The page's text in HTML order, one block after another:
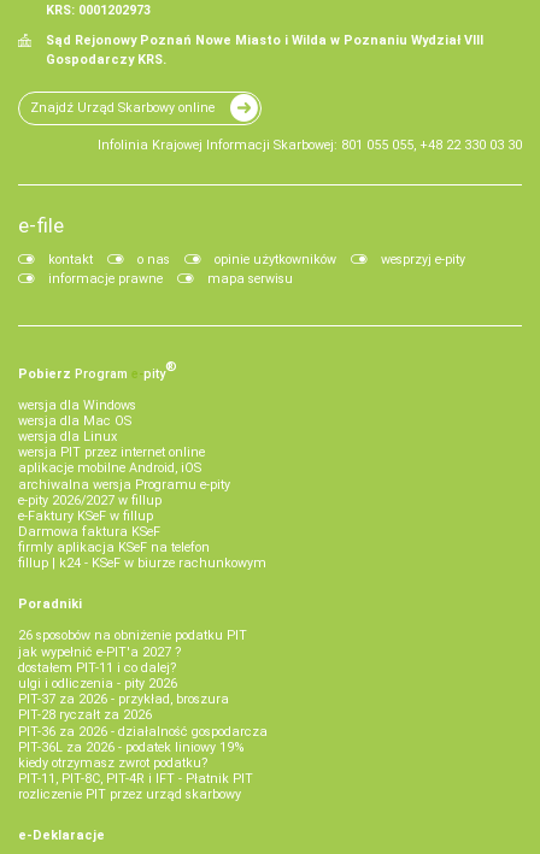
KRS: 0001202973
Sąd Rejonowy Poznań Nowe Miasto i Wilda w Poznaniu Wydział VIII
Gospodarczy KRS.
Znajdź Urząd Skarbowy online
Infolinia Krajowej Informacji Skarbowej: 801 055 055, +48 22 330 03 30
e-file
kontakt o nas opinie użytkowników
wesprzyj e-pity
informacje prawne
mapa serwisu
Pobierz Program e‑pity®
wersja dla Windows
wersja dla Mac OS
wersja dla Linux
wersja PIT przez internet online
aplikacje mobilne Android, iOS
archiwalna wersja Programu e-pity
e-pity 2026/2027 w fillup
e‑Faktury KSeF w fillup
Darmowa faktura KSeF
firmly aplikacja KSeF na telefon
fillup | k24 - KSeF w biurze rachunkowym
Poradniki
26 sposobów na obniżenie podatku PIT
jak wypełnić e-PIT'a 2027 ?
dostałem PIT-11 i co dalej?
ulgi i odliczenia - pity 2026
PIT-37 za 2026 - przykład, broszura
PIT-28 ryczałt za 2026
PIT-36 za 2026 - działalność gospodarcza
PIT-36L za 2026 - podatek liniowy 19%
kiedy otrzymasz zwrot podatku?
PIT-11, PIT-8C, PIT-4R i IFT - Płatnik PIT
rozliczenie PIT przez urząd skarbowy
e-Deklaracje